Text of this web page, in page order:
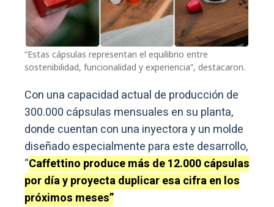
“Estas cápsulas representan el equilibrio entre
sostenibilidad, funcionalidad y experiencia”, destacaron.
Con una capacidad actual de producción de
300.000 cápsulas mensuales en su planta,
donde cuentan con una inyectora y un molde
diseñado especialmente para este desarrollo,
“Caffettino produce más de 12.000 cápsulas
por día y proyecta duplicar esa cifra en los
próximos meses”